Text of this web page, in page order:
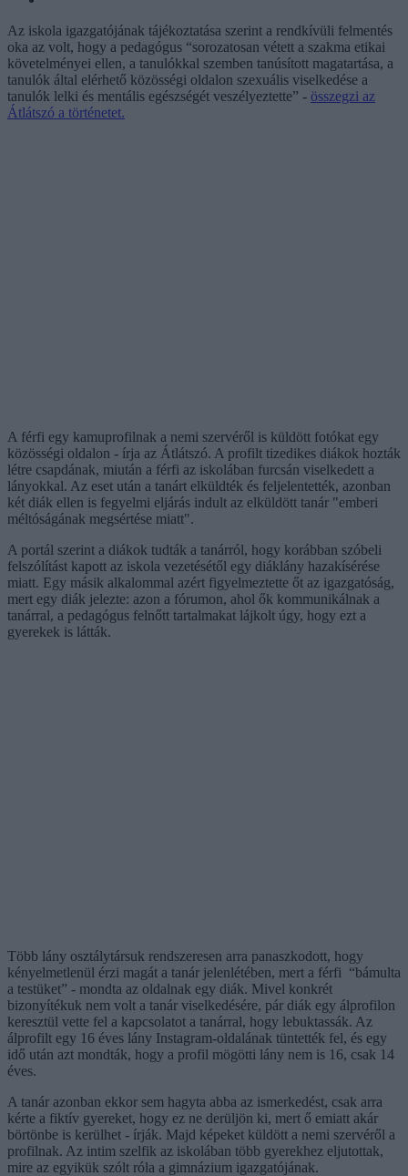
Az iskola igazgatójának tájékoztatása szerint a rendkívüli felmentés
oka az volt, hogy a pedagógus “sorozatosan vétett a szakma etikai
követelményei ellen, a tanulókkal szemben tanúsított magatartása, a
tanulók által elérhető közösségi oldalon szexuális viselkedése a
tanulók lelki és mentális egészségét veszélyeztette” - összegzi az
Átlátszó a történetet.
A férfi egy kamuprofilnak a nemi szervéről is küldött fotókat egy
közösségi oldalon - írja az Átlátszó. A profilt tizedikes diákok hozták
létre csapdának, miután a férfi az iskolában furcsán viselkedett a
lányokkal. Az eset után a tanárt elküldték és feljelentették, azonban
két diák ellen is fegyelmi eljárás indult az elküldött tanár "emberi
méltóságának megsértése miatt".
A portál szerint a diákok tudták a tanárról, hogy korábban szóbeli
felszólítást kapott az iskola vezetésétől egy diáklány hazakísérése
miatt. Egy másik alkalommal azért figyelmeztette őt az igazgatóság,
mert egy diák jelezte: azon a fórumon, ahol ők kommunikálnak a
tanárral, a pedagógus felnőtt tartalmakat lájkolt úgy, hogy ezt a
gyerekek is látták.
Több lány osztálytársuk rendszeresen arra panaszkodott, hogy
kényelmetlenül érzi magát a tanár jelenlétében, mert a férfi “bámulta
a testüket” - mondta az oldalnak egy diák. Mivel konkrét
bizonyítékuk nem volt a tanár viselkedésére, pár diák egy álprofilon
keresztül vette fel a kapcsolatot a tanárral, hogy lebuktassák. Az
álprofilt egy 16 éves lány Instagram-oldalának tüntették fel, és egy
idő után azt mondták, hogy a profil mögötti lány nem is 16, csak 14
éves.
A tanár azonban ekkor sem hagyta abba az ismerkedést, csak arra
kérte a fiktív gyereket, hogy ez ne derüljön ki, mert ő emiatt akár
börtönbe is kerülhet - írják. Majd képeket küldött a nemi szervéről a
profilnak. Az intim szelfik az iskolában több gyerekhez eljutottak,
mire az egyikük szólt róla a gimnázium igazgatójának.